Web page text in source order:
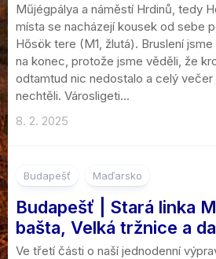
Műjégpálya a náměstí Hrdinů, tedy
místa se nacházejí kousek od sebe
Hősök tere (M1, žlutá). Bruslení
na konec, protože jsme věděli, že
odtamtud nic nedostalo a celý
nechtěli. Városligeti...
8. 2. 2025
Budapešť Maďarsko
Budapešť | Stará linka
bašta, Velká tržnice a
Ve třetí části o naší jednodenní